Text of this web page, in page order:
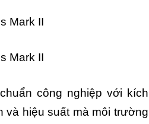
Mark II
Mark II
công nghiệp với kích
hiệu suất mà môi trường